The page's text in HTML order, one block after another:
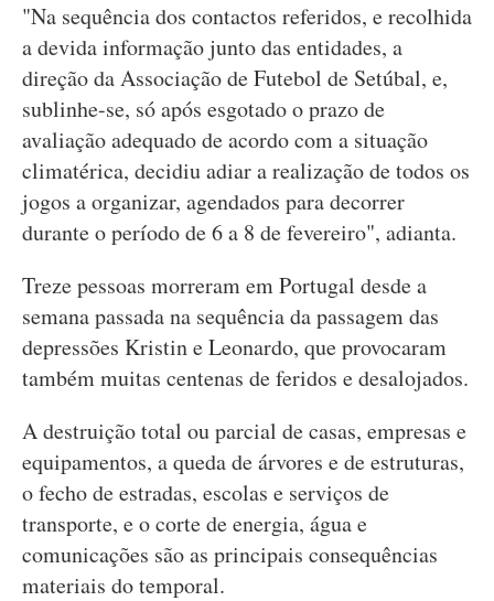
"Na sequência dos contactos referidos, e recolhida
a devida informação junto das entidades, a
direção da Associação de Futebol de Setúbal, e,
sublinhe-se, só após esgotado o prazo de
avaliação adequado de acordo com a situação
climatérica, decidiu adiar a realização de todos os
jogos a organizar, agendados para decorrer
durante o período de 6 a 8 de fevereiro", adianta.
Treze pessoas morreram em Portugal desde a
semana passada na sequência da passagem das
depressões Kristin e Leonardo, que provocaram
também muitas centenas de feridos e desalojados.
A destruição total ou parcial de casas, empresas e
equipamentos, a queda de árvores e de estruturas,
o fecho de estradas, escolas e serviços de
transporte, e o corte de energia, água e
comunicações são as principais consequências
materiais do temporal.